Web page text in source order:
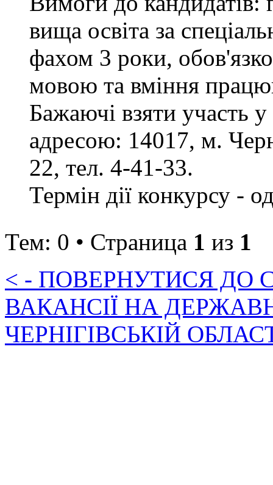
вища освіта за
фахом 3 роки,
мовою та вміння
Бажаючі взяти участь
адресою: 14017, м.
22, тел. 4-41-33.
Термін дії конкурсу -
Тем: 0 • Страница 1 из 1
< - ПОВЕРНУТИСЯ ДО
ВАКАНСІЇ НА
ЧЕРНІГІВСЬКІЙ